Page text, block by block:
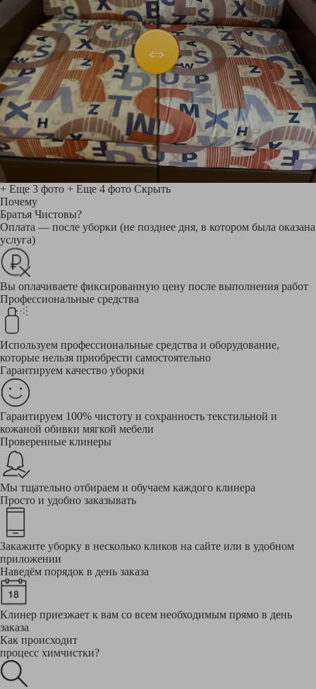
+ Еще 3 фото + Еще 4 фото Скрыть
Почему
Братья Чистовы?
Оплата — после уборки (не позднее дня, в котором была оказана
услуга)
Вы оплачиваете фиксированную цену после выполнения работ
Профессиональные средства
Используем профессиональные средства и оборудование,
которые нельзя приобрести самостоятельно
Гарантируем качество уборки
Гарантируем 100% чистоту и сохранность текстильной и
кожаной обивки мягкой мебели
Проверенные клинеры
Мы тщательно отбираем и обучаем каждого клинера
Просто и удобно заказывать
Закажите уборку в несколько кликов на сайте или в удобном
приложении
Наведём порядок в день заказа
Клинер приезжает к вам со всем необходимым прямо в день
заказа
Как происходит
процесс химчистки?